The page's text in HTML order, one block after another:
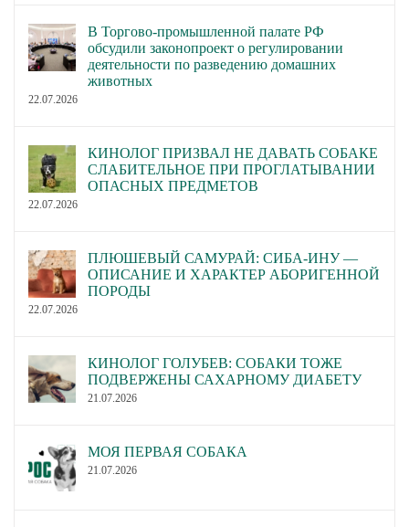
В Торгово-промышленной палате РФ
обсудили законопроект о регулировании
деятельности по разведению домашних
животных
22.07.2026
КИНОЛОГ ПРИЗВАЛ НЕ ДАВАТЬ СОБАКЕ
СЛАБИТЕЛЬНОЕ ПРИ ПРОГЛАТЫВАНИИ
ОПАСНЫХ ПРЕДМЕТОВ
22.07.2026
ПЛЮШЕВЫЙ САМУРАЙ: СИБА-ИНУ —
ОПИСАНИЕ И ХАРАКТЕР АБОРИГЕННОЙ
ПОРОДЫ
22.07.2026
КИНОЛОГ ГОЛУБЕВ: СОБАКИ ТОЖЕ
ПОДВЕРЖЕНЫ САХАРНОМУ ДИАБЕТУ
21.07.2026
МОЯ ПЕРВАЯ СОБАКА
21.07.2026